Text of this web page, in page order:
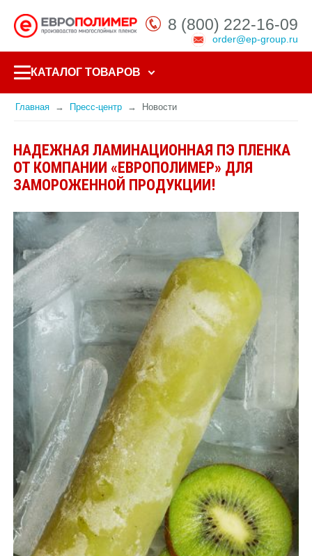
8 (800) 222-16-09
order@ep-group.ru
КАТАЛОГ ТОВАРОВ
Главная Пресс-центр Новости
НАДЕЖНАЯ ЛАМИНАЦИОННАЯ ПЭ ПЛЕНКА
ОТ КОМПАНИИ «ЕВРОПОЛИМЕР» ДЛЯ
ЗАМОРОЖЕННОЙ ПРОДУКЦИИ!